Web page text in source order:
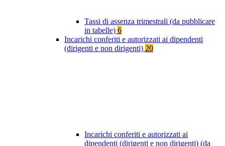
Tassi di assenza trimestrali (da pubblicare
in tabelle) 6
Incarichi conferiti e autorizzati ai dipendenti
(dirigenti e non dirigenti) 20
Incarichi conferiti e autorizzati ai
dipendenti (dirigenti e non dirigenti) (da